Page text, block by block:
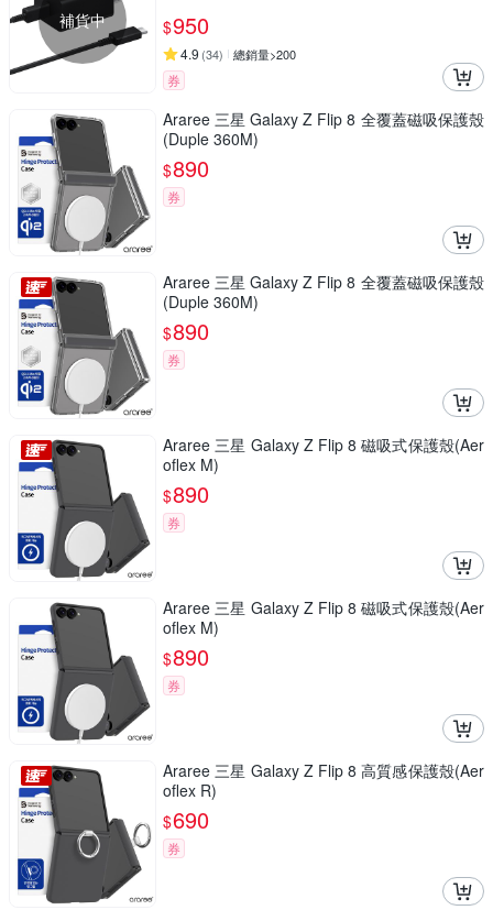
補貨中 $950
4.9 (34) 總銷量>200
券
Araree 三星 Galaxy Z Flip 8 全覆蓋磁吸保護殼
(Duple 360M)
$890
券
Araree 三星 Galaxy Z Flip 8 全覆蓋磁吸保護殼
(Duple 360M)
$890
券
Araree 三星 Galaxy Z Flip 8 磁吸式保護殼(Aer
oflex M)
$890
券
Araree 三星 Galaxy Z Flip 8 磁吸式保護殼(Aer
oflex M)
$890
券
Araree 三星 Galaxy Z Flip 8 高質感保護殼(Aer
oflex R)
$690
券